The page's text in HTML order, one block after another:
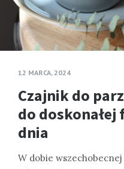
12 MARCA, 2024
Czajnik do
do
dnia
W dobie